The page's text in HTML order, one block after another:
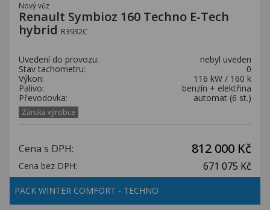
Nový vůz
Renault Symbioz 160 Techno E-Tech
hybrid R3932C
Uvedení do provozu:
nebyl uveden
Stav tachometru:
0
Výkon:
116 kW / 160 k
Palivo:
benzín + elektřina
Převodovka:
automat (6 st.)
Záruka výrobce
Cena s DPH: 812 000 Kč
Cena bez DPH: 671 075 Kč
PACK WINTER COMFORT - TECHNO